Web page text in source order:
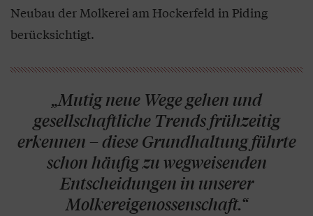
Neubau der Molkerei am Hockerfeld in Piding
berücksichtigt.
„Mutig neue Wege gehen und
gesellschaftliche Trends frühzeitig
erkennen – diese Grundhaltung führte
schon häufig zu wegweisenden
Entscheidungen in unserer
Molkereigenossenschaft.“